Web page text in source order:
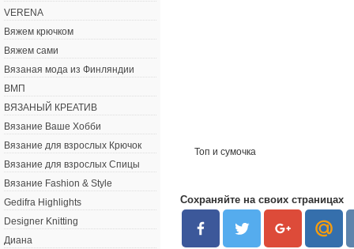
Топ и сумочка
Сохраняйте на своих страницах
VERENA
Вяжем крючком
Вяжем сами
Вязаная мода из Финляндии
ВМП
ВЯЗАНЫЙ КРЕАТИВ
Вязание Ваше Хобби
Вязание для взрослых Крючок
Вязание для взрослых Спицы
Вязание Fashion & Style
Gedifra Highlights
Designer Knitting
Диана